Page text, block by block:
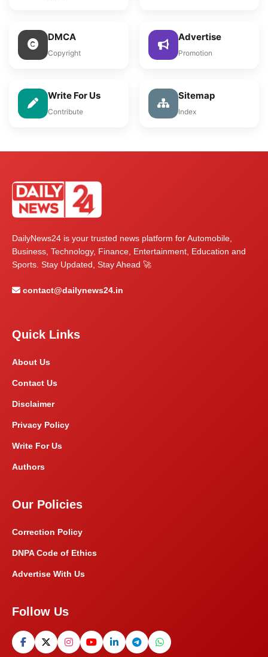
DMCA
Copyright
Advertise
Promotion
Write For Us
Contribute
Sitemap
Index
DailyNews24 is your trusted news platform for Automobile,
Business, Technology, Finance, Entertainment, Education and
Sports. Stay Updated, Stay Ahead 🚀
contact@dailynews24.in
Quick Links
About Us
Contact Us
Disclaimer
Privacy Policy
Write For Us
Authors
Our Policies
Correction Policy
DNPA Code of Ethics
Advertise With Us
Follow Us